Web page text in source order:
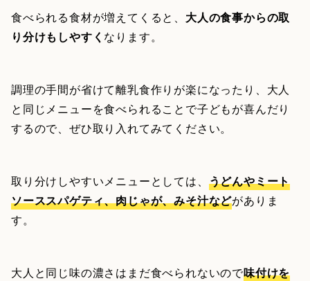
食べられる食材が増えてくると、 大人の食事からの取
り分けもしやすく なります。
調理の手間が省けて離乳食作りが楽になったり、大人
と同じメニューを食べられることで子どもが喜んだり
するので、ぜひ取り入れてみてください。
取り分けしやすいメニューとしては、 うどんやミート
ソーススパゲティ、肉じゃが、みそ汁などがありま
す。
大人と同じ味の濃さはまだ食べられないので味付けを